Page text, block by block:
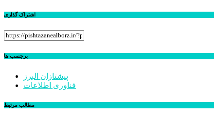
اشتراک گذاری
برچسب ها
پیشتازان البرز
فناوری اطلاعات
مطالب مرتبط